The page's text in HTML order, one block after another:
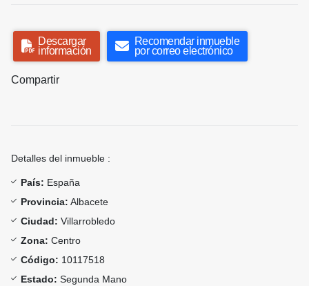
Descargar
información
Recomendar inmueble
por correo electrónico
Compartir
Detalles del inmueble :
País: España
Provincia: Albacete
Ciudad: Villarrobledo
Zona: Centro
Código: 10117518
Estado: Segunda Mano